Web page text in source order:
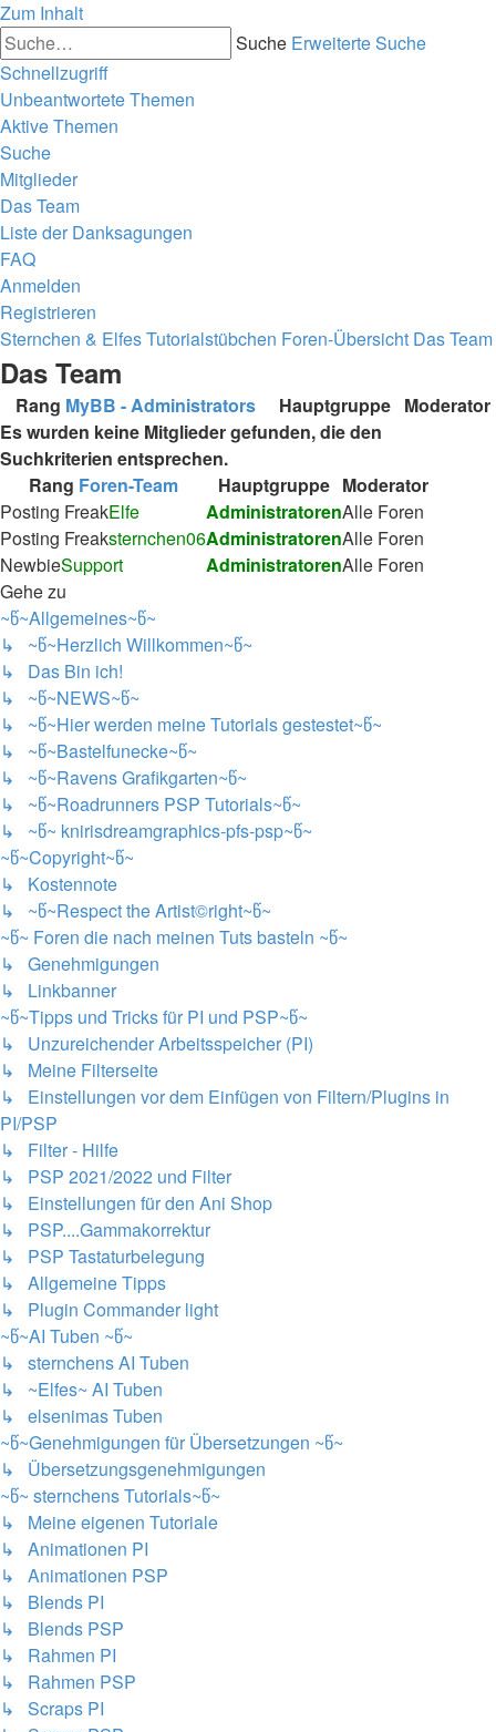
Zum Inhalt
Suche Erweiterte Suche
Schnellzugriff
Unbeantwortete Themen
Aktive Themen
Suche
Mitglieder
Das Team
Liste der Danksagungen
FAQ
Anmelden
Registrieren
Sternchen & Elfes Tutorialstübchen Foren-Übersicht Das Team
Das Team
Rang MyBB - Administrators Hauptgruppe Moderator
Es wurden keine Mitglieder gefunden, die den
Suchkriterien entsprechen.
Rang Foren-Team Hauptgruppe Moderator
Posting FreakElfe AdministratorenAlle Foren
Posting Freaksternchen06AdministratorenAlle Foren
NewbieSupport AdministratorenAlle Foren
Gehe zu
~წ~Allgemeines~წ~
↳ ~წ~Herzlich Willkommen~წ~
↳ Das Bin ich!
↳ ~წ~NEWS~წ~
↳ ~წ~Hier werden meine Tutorials gestestet~წ~
↳ ~წ~Bastelfunecke~წ~
↳ ~წ~Ravens Grafikgarten~წ~
↳ ~წ~Roadrunners PSP Tutorials~წ~
↳ ~წ~ knirisdreamgraphics-pfs-psp~წ~
~წ~Copyright~წ~
↳ Kostennote
↳ ~წ~Respect the Artist©right~წ~
~წ~ Foren die nach meinen Tuts basteln ~წ~
↳ Genehmigungen
↳ Linkbanner
~წ~Tipps und Tricks für PI und PSP~წ~
↳ Unzureichender Arbeitsspeicher (PI)
↳ Meine Filterseite
↳ Einstellungen vor dem Einfügen von Filtern/Plugins in
PI/PSP
↳ Filter - Hilfe
↳ PSP 2021/2022 und Filter
↳ Einstellungen für den Ani Shop
↳ PSP....Gammakorrektur
↳ PSP Tastaturbelegung
↳ Allgemeine Tipps
↳ Plugin Commander light
~წ~AI Tuben ~წ~
↳ sternchens AI Tuben
↳ ~Elfes~ AI Tuben
↳ elsenimas Tuben
~წ~Genehmigungen für Übersetzungen ~წ~
↳ Übersetzungsgenehmigungen
~წ~ sternchens Tutorials~წ~
↳ Meine eigenen Tutoriale
↳ Animationen PI
↳ Animationen PSP
↳ Blends PI
↳ Blends PSP
↳ Rahmen PI
↳ Rahmen PSP
↳ Scraps PI